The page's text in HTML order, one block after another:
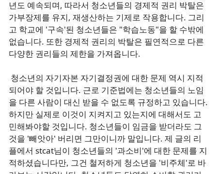
년도 예속되며, 따라서 청소년들의 경제적 권리 박탈은
가부장제를 유지, 재생산하는 기제로 작용합니다. 그리
고 학교에 '구속'된 청소년들은 "학습노동"을 할 수밖에
없습니다. 또한 경제적 권리의 박탈은 필연적으로 다른
다양한 권리들의 제한을 가져옵니다.
청소년의 자기자본 자기결정권에 대한 문제 역시 지적
되어야 할 것입니다. 근로 기준법에는 청소년들의 노임
을 다른 사람이 대신 받을 수 없도록 규정하고 있습니다.
하지만 실제로 이것이 지켜지고 있는지에 대해서도 고
민해봐야할 것입니다. 청소년들이 임금을 받더라도 그
것을 '빼앗아' 버리면 그만이니까 말입니다. 제 글의 리
플에서 stcat님이 청소년들의 '과소비'에 대한 문제를 지
적하셨습니다만, 그건 철저하게 청소년을 '비주체'로 바